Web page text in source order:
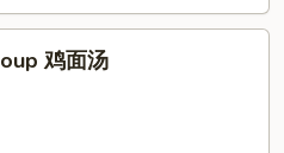
鸡面汤